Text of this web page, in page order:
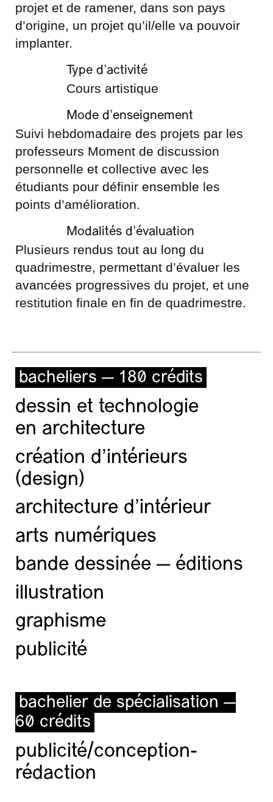
projet et de ramener, dans son pays
d’origine, un projet qu’il/elle va pouvoir
implanter.
Type d’activité
Cours artistique
Mode d’enseignement
Suivi hebdomadaire des projets par les
professeurs Moment de discussion
personnelle et collective avec les
étudiants pour définir ensemble les
points d’amélioration.
Modalités d’évaluation
Plusieurs rendus tout au long du
quadrimestre, permettant d’évaluer les
avancées progressives du projet, et une
restitution finale en fin de quadrimestre.
bacheliers — 180 crédits
dessin et technologie
en architecture
création d'intérieurs
(design)
architecture d’intérieur
arts numériques
bande dessinée — éditions
illustration
graphisme
publicité
bachelier de spécialisation —
60 crédits
publicité/conception-
rédaction